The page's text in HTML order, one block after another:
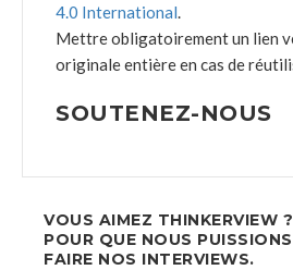
4.0 International.
Mettre obligatoirement un lien
originale entière en cas de
SOUTENEZ-NOUS
VOUS AIMEZ THINKERVIEW
POUR QUE NOUS
FAIRE NOS INTERVIEWS.